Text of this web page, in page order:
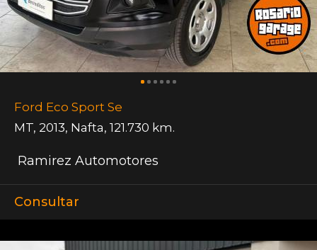
Ford Eco Sport Se
MT, 2013, Nafta, 121.730 km.
Ramirez Automotores
Consultar